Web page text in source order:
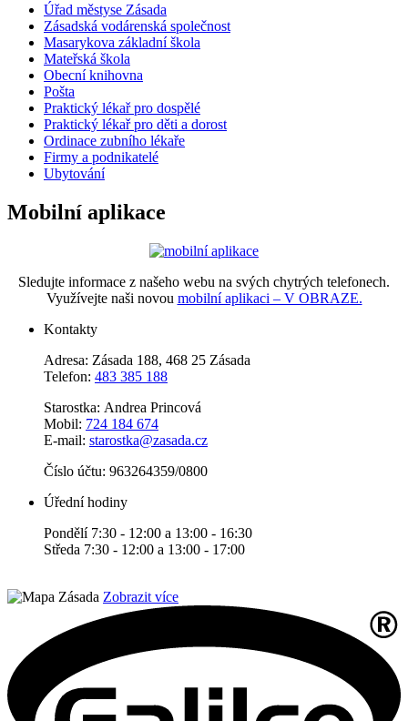
Úřad městyse Zásada
Zásadská vodárenská společnost
Masarykova základní škola
Mateřská škola
Obecní knihovna
Pošta
Praktický lékař pro dospělé
Praktický lékař pro děti a dorost
Ordinace zubního lékaře
Firmy a podnikatelé
Ubytování
Mobilní aplikace
Sledujte informace z našeho webu na svých chytrých telefonech.
Využívejte naši novou mobilní aplikaci – V OBRAZE.
Kontakty
Adresa: Zásada 188, 468 25 Zásada
Telefon: 483 385 188
Starostka: Andrea Princová
Mobil: 724 184 674
E-mail: starostka@zasada.cz
Číslo účtu: 963264359/0800
Úřední hodiny
Pondělí 7:30 - 12:00 a 13:00 - 16:30
Středa 7:30 - 12:00 a 13:00 - 17:00
Zobrazit více